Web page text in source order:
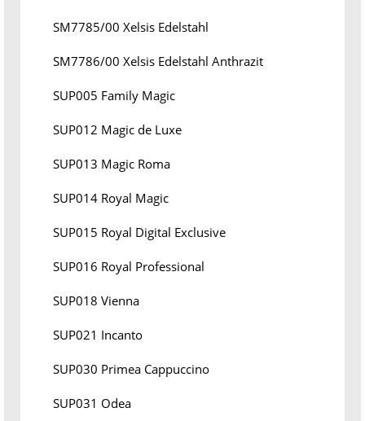
SM7785/00 Xelsis Edelstahl
SM7786/00 Xelsis Edelstahl Anthrazit
SUP005 Family Magic
SUP012 Magic de Luxe
SUP013 Magic Roma
SUP014 Royal Magic
SUP015 Royal Digital Exclusive
SUP016 Royal Professional
SUP018 Vienna
SUP021 Incanto
SUP030 Primea Cappuccino
SUP031 Odea